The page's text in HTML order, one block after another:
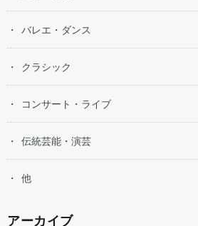
バレエ・ダンス
クラシック
コンサート・ライブ
伝統芸能・演芸
他
アーカイブ